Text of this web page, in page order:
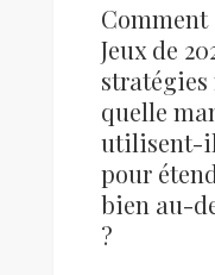
Jeux de
quelle
utilisent-
pour
bien au-
?